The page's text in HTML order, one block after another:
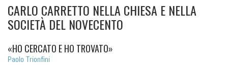
CARLO CARRETTO NELLA CHIESA E NELLA
SOCIETÀ DEL NOVECENTO
«HO CERCATO E HO TROVATO»
Paolo Trionfini